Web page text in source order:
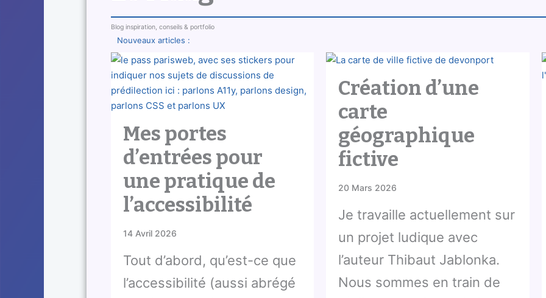
Blog inspiration, conseils & portfolio
Nouveaux articles :
Mes portes
d’entrées pour
une pratique de
l’accessibilité
14 Avril 2026
Tout d’abord, qu’est-ce que
l’accessibilité (aussi abrégé
Création d’une
carte
géographique
fictive
20 Mars 2026
Je travaille actuellement sur
un projet ludique avec
l’auteur Thibaut Jablonka.
Nous sommes en train de